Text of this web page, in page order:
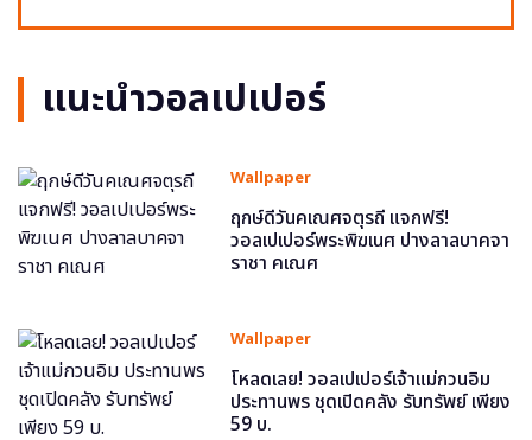
แนะนำวอลเปเปอร์
Wallpaper
ฤกษ์ดีวันคเณศจตุรถี แจกฟรี!
วอลเปเปอร์พระพิฆเนศ ปางลาลบาคจา
ราชา คเณศ
Wallpaper
โหลดเลย! วอลเปเปอร์เจ้าแม่กวนอิม
ประทานพร ชุดเปิดคลัง รับทรัพย์ เพียง
59 บ.